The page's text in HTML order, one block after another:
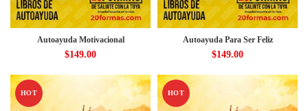
Autoayuda Motivacional
$149.00
Autoayuda Para Ser Feliz
$149.00
HOT HOT